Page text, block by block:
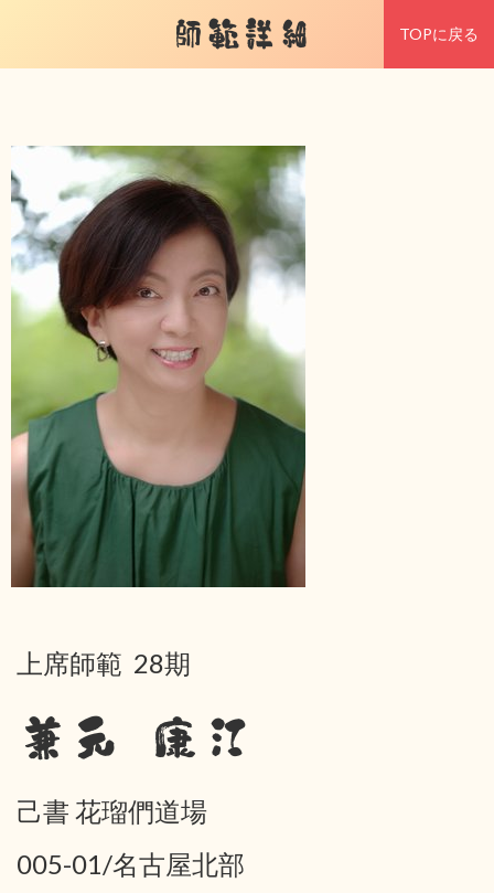
師範詳細 TOPに戻る
上席師範 28期
兼元 康江
己書 花瑠們道場
005-01/名古屋北部